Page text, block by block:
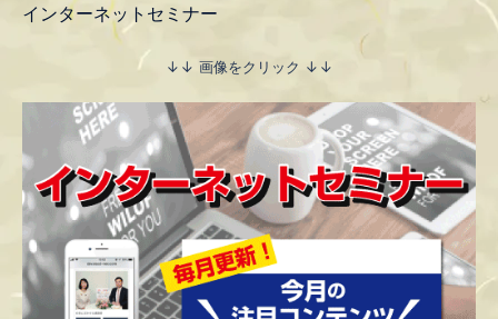
インターネットセミナー
↓↓ 画像をクリック ↓↓